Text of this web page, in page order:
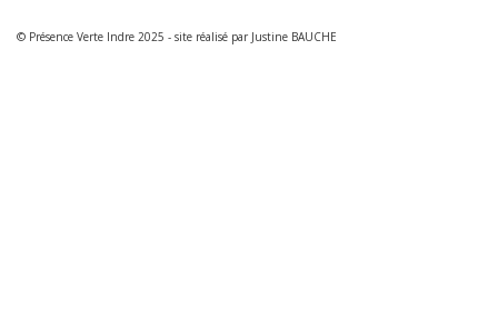
© Présence Verte Indre 2025 - site réalisé par Justine BAUCHE